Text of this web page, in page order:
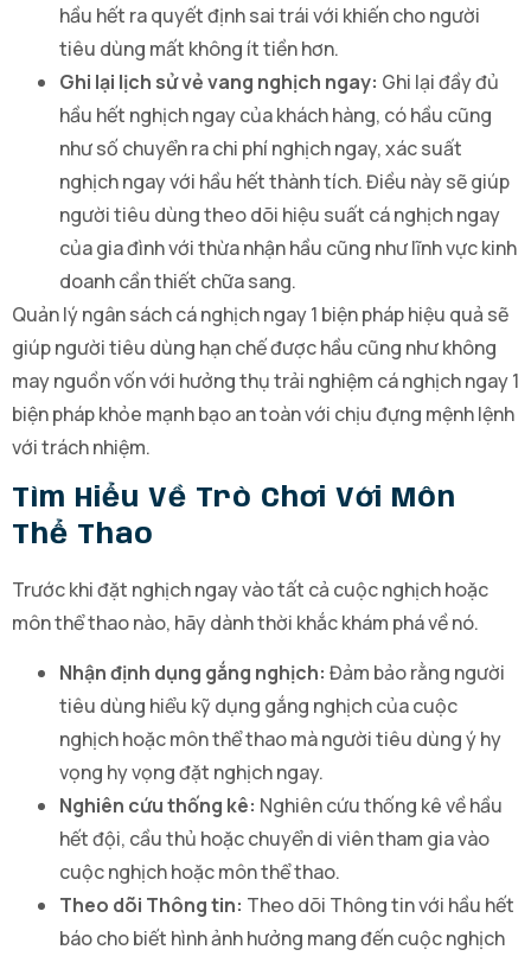
hầu hết ra quyết định sai trái với khiến cho người
tiêu dùng mất không ít tiền hơn.
Ghi lại lịch sử vẻ vang nghịch ngay: Ghi lại đầy đủ
hầu hết nghịch ngay của khách hàng, có hầu cũng
như số chuyển ra chi phí nghịch ngay, xác suất
nghịch ngay với hầu hết thành tích. Điều này sẽ giúp
người tiêu dùng theo dõi hiệu suất cá nghịch ngay
của gia đình với thừa nhận hầu cũng như lĩnh vực kinh
doanh cần thiết chữa sang.
Quản lý ngân sách cá nghịch ngay 1 biện pháp hiệu quả sẽ
giúp người tiêu dùng hạn chế được hầu cũng như không
may nguồn vốn với hưởng thụ trải nghiệm cá nghịch ngay 1
biện pháp khỏe mạnh bạo an toàn với chịu đựng mệnh lệnh
với trách nhiệm.
Tìm Hiểu Về Trò Chơi Với Môn
Thể Thao
Trước khi đặt nghịch ngay vào tất cả cuộc nghịch hoặc
môn thể thao nào, hãy dành thời khắc khám phá về nó.
Nhận định dụng gắng nghịch: Đảm bảo rằng người
tiêu dùng hiểu kỹ dụng gắng nghịch của cuộc
nghịch hoặc môn thể thao mà người tiêu dùng ý hy
vọng hy vọng đặt nghịch ngay.
Nghiên cứu thống kê: Nghiên cứu thống kê về hầu
hết đội, cầu thủ hoặc chuyển di viên tham gia vào
cuộc nghịch hoặc môn thể thao.
Theo dõi Thông tin: Theo dõi Thông tin với hầu hết
báo cho biết hình ảnh hưởng mang đến cuộc nghịch